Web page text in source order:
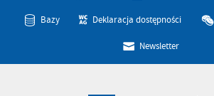
Bazy Deklaracja dostępności
Newsletter